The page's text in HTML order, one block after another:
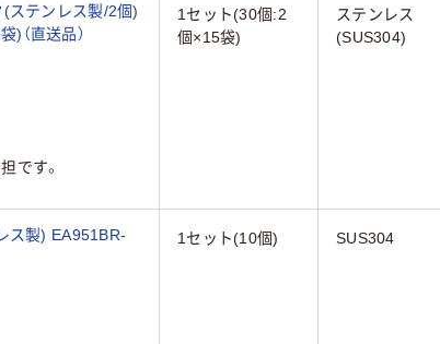
ステンレス製/2個)
（直送品）
です。
1セット(30個:2
個×15袋)
ステンレス
(SUS304)
ス製) EA951BR-
1セット(10個) SUS304